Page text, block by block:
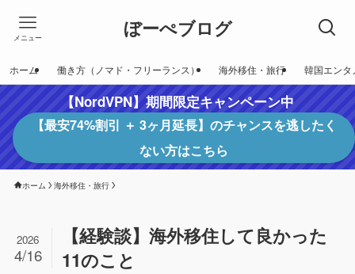
ぼーぺブログ
メニュー
ホーム 働き方（ノマド・フリーランス） 海外移住・旅行 韓国エンタ
【NordVPN】期間限定キャンペーン中
【最安74%割引 ＋ 3ヶ月延長】のチャンスを逃したく
ない方はこちら
ホーム 海外移住・旅行
【経験談】海外移住して良かった
11のこと
2026
4/16